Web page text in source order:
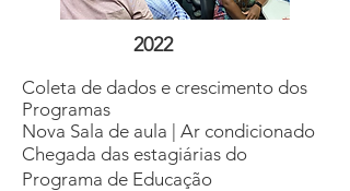
2022
Coleta de dados e crescimento dos
Programas
Nova Sala de aula | Ar condicionado
Chegada das estagiárias do
Programa de Educação